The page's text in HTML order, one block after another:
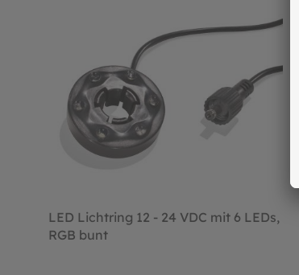
LED Lichtring 12 - 24 VDC mit 6 LEDs,
RGB bunt